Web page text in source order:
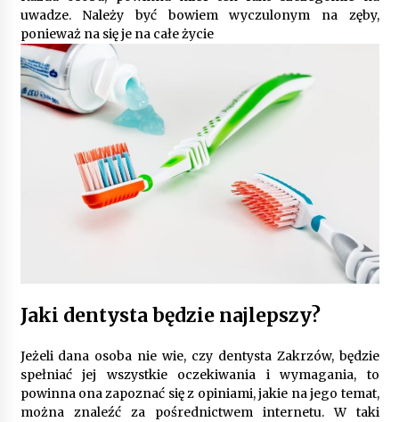
Startpolish w praktyce – jak szybko przyswajać
nowy język?
Zakopane: apartament z basenem dla
wymagających
10 miesięcy ago
Jak wybrać idealny stół do jadalni? poradnik
zakupowy
Nowoczesne rozwiązania opakowaniowe
12 miesięcy ago
Gruntowa czy powietrzna pompa ciepła – co
wybrać do ogrzewania domu?
1 rok ago
uwadze. Należy być bowiem wyczulonym na zęby,
ponieważ na się je na całe życie
Jaki dentysta będzie najlepszy?
Jeżeli dana osoba nie wie, czy dentysta Zakrzów, będzie
spełniać jej wszystkie oczekiwania i wymagania, to
powinna ona zapoznać się z opiniami, jakie na jego temat,
można znaleźć za pośrednictwem internetu. W taki